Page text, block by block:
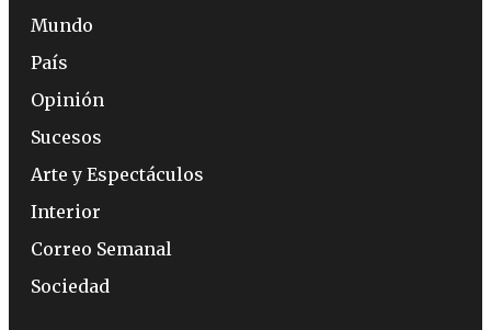
Mundo
País
Opinión
Sucesos
Arte y Espectáculos
Interior
Correo Semanal
Sociedad